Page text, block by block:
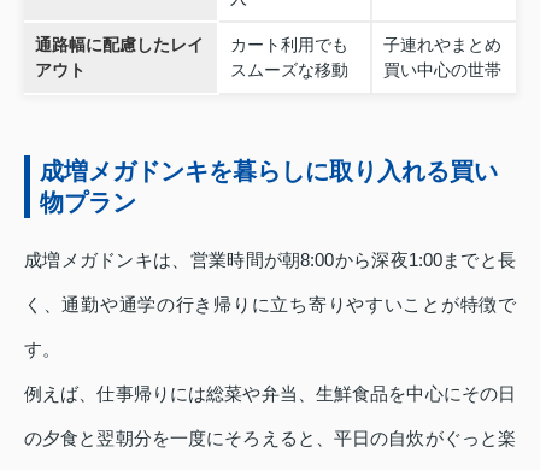
通路幅に配慮したレイ
アウト
カート利用でも
スムーズな移動
子連れやまとめ
買い中心の世帯
成増メガドンキを暮らしに取り入れる買い
物プラン
成増メガドンキは、営業時間が朝8:00から深夜1:00までと長
く、通勤や通学の行き帰りに立ち寄りやすいことが特徴で
す。
例えば、仕事帰りには総菜や弁当、生鮮食品を中心にその日
の夕食と翌朝分を一度にそろえると、平日の自炊がぐっと楽